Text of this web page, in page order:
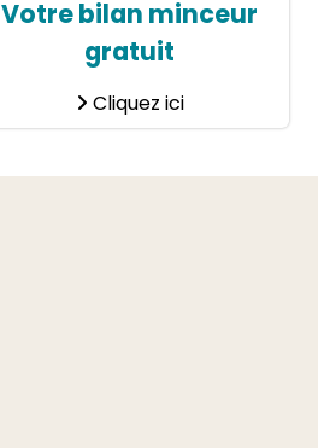
Votre bilan minceur
gratuit
Cliquez ici